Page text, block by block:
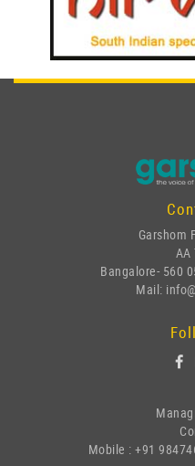
Garshom
AA
Bangalore- 560
Mail:
Mobile : +91